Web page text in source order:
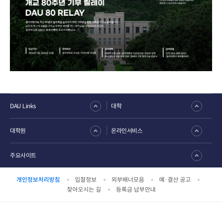
개인정보처리방침 입찰정보 외부배너모음
예·결산 공고
찾아오시는 길
등록금 납부안내
DAU Links 대학
대학원 온라인서비스
주요사이트